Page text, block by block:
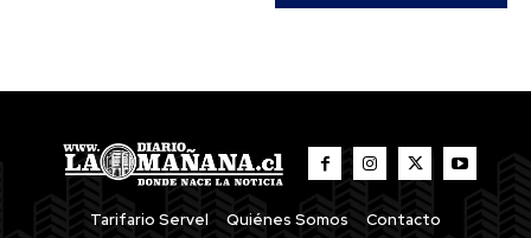
Tarifario Servel Quiénes Somos Contacto